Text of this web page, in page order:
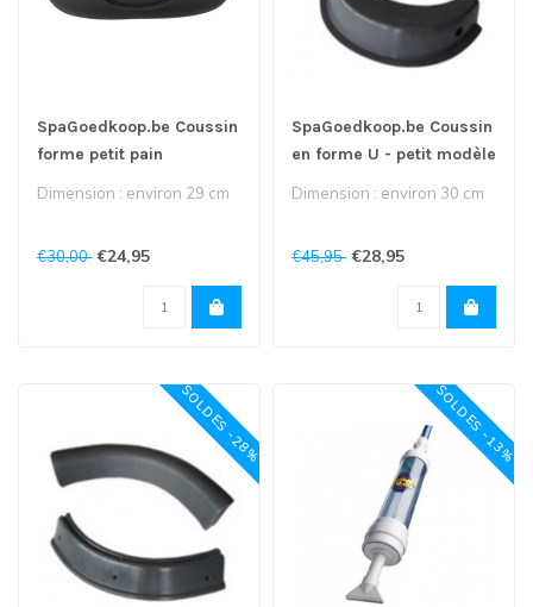
SpaGoedkoop.be Coussin
forme petit pain
Dimension : environ 29 cm
€30,00 €24,95
SpaGoedkoop.be Coussin
en forme U - petit modèle
Dimension : environ 30 cm
€45,95 €28,95
SOLDES -28% SOLDES -13%